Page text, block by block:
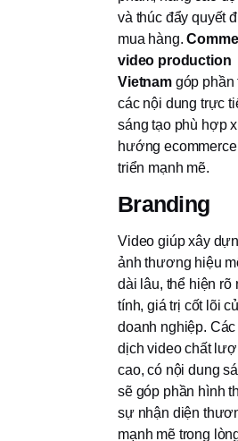
và thúc đẩy quyết
mua hàng.
video production
Vietnamgóp phần
các nội dung trực
sáng tạo phù hợp
hướng
triển mạnh mẽ.
Branding
Video giúp xây
ảnh thương hiệu
dài lâu, thể hiện rõ
tính, giá trị cốt lõi
doanh nghiệp. Các
dịch video chất
cao, có nội dung
sẽ góp phần hình
sự nhận diện
mạnh mẽ trong